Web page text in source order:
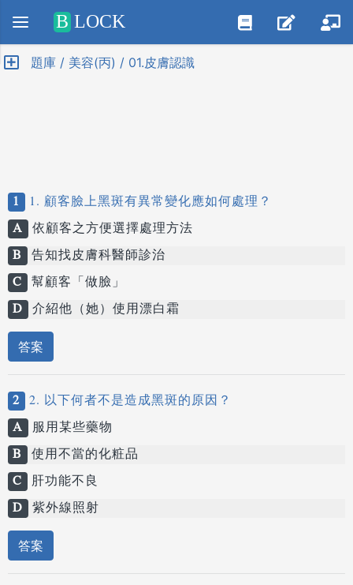
Positive SSL
B LOCK
題庫 / 美容(丙) / 01.皮膚認識
1
1. 顧客臉上黑斑有異常變化應如何處理？
A 依顧客之方便選擇處理方法
B 告知找皮膚科醫師診治
C 幫顧客「做臉」
D 介紹他（她）使用漂白霜
答案
2 2. 以下何者不是造成黑斑的原因？
A 服用某些藥物
B 使用不當的化粧品
C 肝功能不良
D 紫外線照射
答案